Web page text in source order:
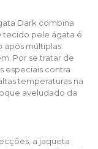
Dark combina
tecido pele ágata é
após múltiplas
Por se tratar de
especiais contra
temperaturas na
aveludado da
a jaqueta